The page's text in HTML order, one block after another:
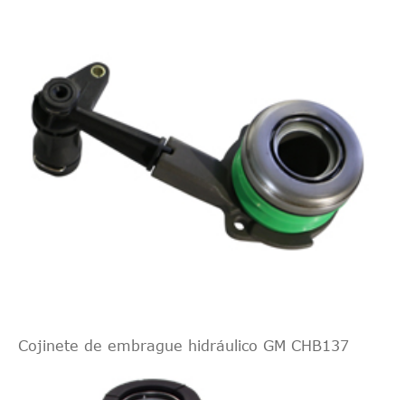
Cojinete de embrague hidráulico GM CHB137